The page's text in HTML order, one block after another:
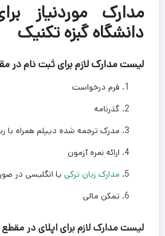
مدارک موردنیاز
دانشگاه گبزه تکنیک
لیست مدارک لازم برای ثبت نام در
فرم درخواست
گذرنامه
مدرک ترجمه شده دیپلم همراه با
ارائه نمره آزمون
مدارک زبان ترکی یا انگلیسی در
تمکن مالی
لیست مدارک لازم برای اپلای در